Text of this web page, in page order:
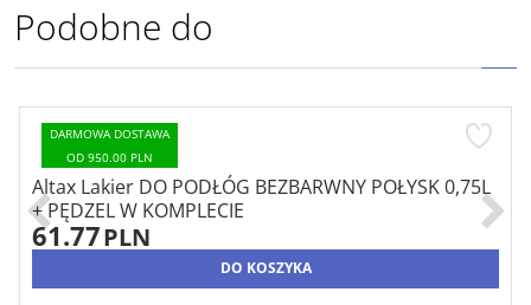
Podobne do
DARMOWA DOSTAWA
OD 950.00 PLN
Altax Lakier DO PODŁÓG BEZBARWNY POŁYSK 0,75L
+ PĘDZEL W KOMPLECIE
61.77PLN
DO KOSZYKA